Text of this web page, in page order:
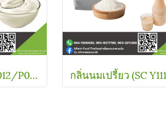
กลิ่นโยเกิร์ต (67012/P05) YOGHURT FLAVOR